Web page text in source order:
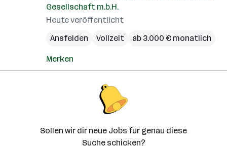
Gesellschaft m.b.H.
Heute veröffentlicht
Ansfelden
Vollzeit ab 3.000 € monatlich
Merken
Sollen wir dir neue Jobs für genau diese
Suche schicken?